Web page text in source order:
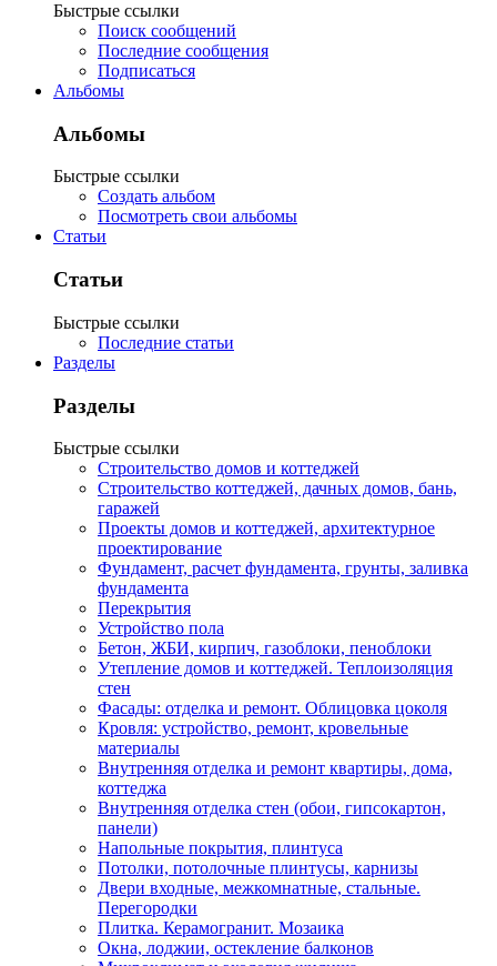
Быстрые ссылки
Поиск сообщений
Последние сообщения
Подписаться
Альбомы
Альбомы
Быстрые ссылки
Создать альбом
Посмотреть свои альбомы
Статьи
Статьи
Быстрые ссылки
Последние статьи
Разделы
Разделы
Быстрые ссылки
Строительство домов и коттеджей
Строительство коттеджей, дачных домов, бань,
гаражей
Проекты домов и коттеджей, архитектурное
проектирование
Фундамент, расчет фундамента, грунты, заливка
фундамента
Перекрытия
Устройство пола
Бетон, ЖБИ, кирпич, газоблоки, пеноблоки
Утепление домов и коттеджей. Теплоизоляция
стен
Фасады: отделка и ремонт. Облицовка цоколя
Кровля: устройство, ремонт, кровельные
материалы
Внутренняя отделка и ремонт квартиры, дома,
коттеджа
Внутренняя отделка стен (обои, гипсокартон,
панели)
Напольные покрытия, плинтуса
Потолки, потолочные плинтусы, карнизы
Двери входные, межкомнатные, стальные.
Перегородки
Плитка. Керамогранит. Мозаика
Окна, лоджии, остекление балконов